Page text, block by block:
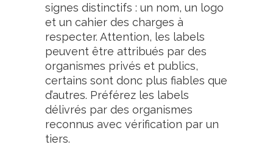
signes distinctifs : un nom, un logo
et un cahier des charges à
respecter. Attention, les labels
peuvent être attribués par des
organismes privés et publics,
certains sont donc plus fiables que
d’autres. Préférez les labels
délivrés par des organismes
reconnus avec vérification par un
tiers.